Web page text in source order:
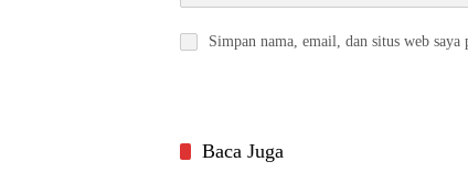
Simpan nama, email, dan situs web
Baca Juga